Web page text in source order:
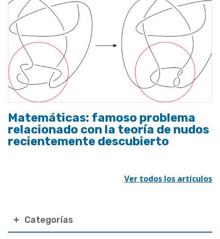
Categorías
Matemáticas: famoso problema
relacionado con la teoría de nudos
recientemente descubierto
Ver todos los artículos